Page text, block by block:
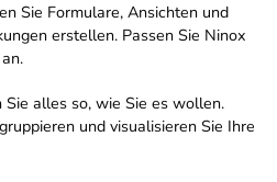
Sie Formulare, Ansichten und
erstellen. Passen Sie Ninox
alles so, wie Sie es wollen.
und visualisieren Sie Ihre